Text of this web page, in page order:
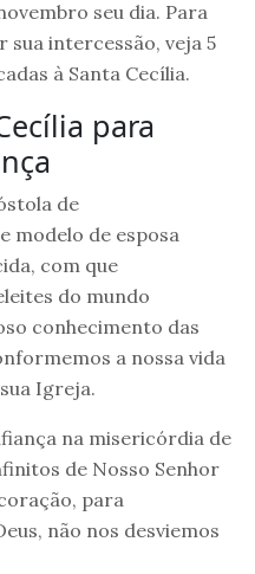
seu dia. Para
sua intercessão, veja 5
à Santa Cecília.
para
de
modelo de esposa
com que
do mundo
conhecimento das
a nossa vida
Igreja.
na misericórdia de
de Nosso Senhor
para
não nos desviemos